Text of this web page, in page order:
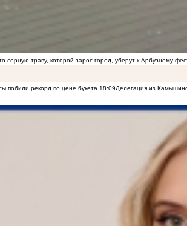
сорную траву, которой зарос город, уберут к Арбузному
побили рекорд по цене букета 18:09Делегация из